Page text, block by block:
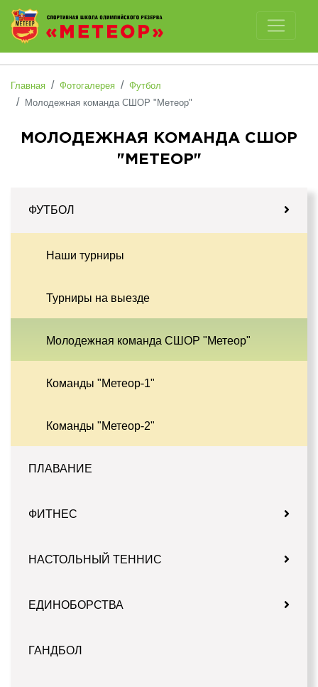
Отключить картинки
Главная Фотогалерея
Футбол
Молодежная команда СШОР "Метеор"
МОЛОДЕЖНАЯ КОМАНДА СШОР
"МЕТЕОР"
ФУТБОЛ
Наши турниры
Турниры на выезде
Молодежная команда СШОР "Метеор"
Команды "Метеор-1"
Команды "Метеор-2"
ПЛАВАНИЕ
ФИТНЕС
НАСТОЛЬНЫЙ ТЕННИС
ЕДИНОБОРСТВА
ГАНДБОЛ